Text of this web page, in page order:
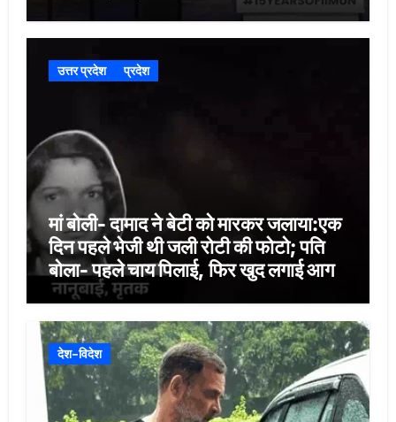
उत्तर प्रदेश प्रदेश
मां बोली- दामाद ने बेटी को मारकर जलाया:एक
दिन पहले भेजी थी जली रोटी की फोटो; पति
बोला- पहले चाय पिलाई, फिर खुद लगाई आग
देश-विदेश